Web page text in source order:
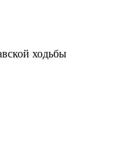
ходьбы